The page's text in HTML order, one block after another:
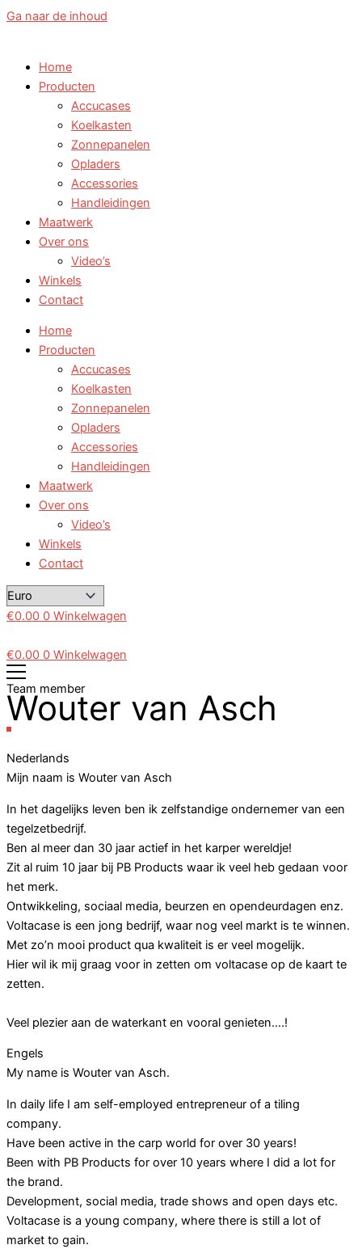
Ga naar de inhoud
Home
Producten
Accucases
Koelkasten
Zonnepanelen
Opladers
Accessories
Handleidingen
Maatwerk
Over ons
Video’s
Winkels
Contact
Home
Producten
Accucases
Koelkasten
Zonnepanelen
Opladers
Accessories
Handleidingen
Maatwerk
Over ons
Video’s
Winkels
Contact
€0.00 0 Winkelwagen
€0.00 0 Winkelwagen
Team member
Wouter van Asch
Nederlands
Mijn naam is Wouter van Asch
In het dagelijks leven ben ik zelfstandige ondernemer van een
tegelzetbedrijf.
Ben al meer dan 30 jaar actief in het karper wereldje!
Zit al ruim 10 jaar bij PB Products waar ik veel heb gedaan voor
het merk.
Ontwikkeling, sociaal media, beurzen en opendeurdagen enz.
Voltacase is een jong bedrijf, waar nog veel markt is te winnen.
Met zo’n mooi product qua kwaliteit is er veel mogelijk.
Hier wil ik mij graag voor in zetten om voltacase op de kaart te
zetten.
Veel plezier aan de waterkant en vooral genieten….!
Engels
My name is Wouter van Asch.
In daily life I am self-employed entrepreneur of a tiling
company.
Have been active in the carp world for over 30 years!
Been with PB Products for over 10 years where I did a lot for
the brand.
Development, social media, trade shows and open days etc.
Voltacase is a young company, where there is still a lot of
market to gain.